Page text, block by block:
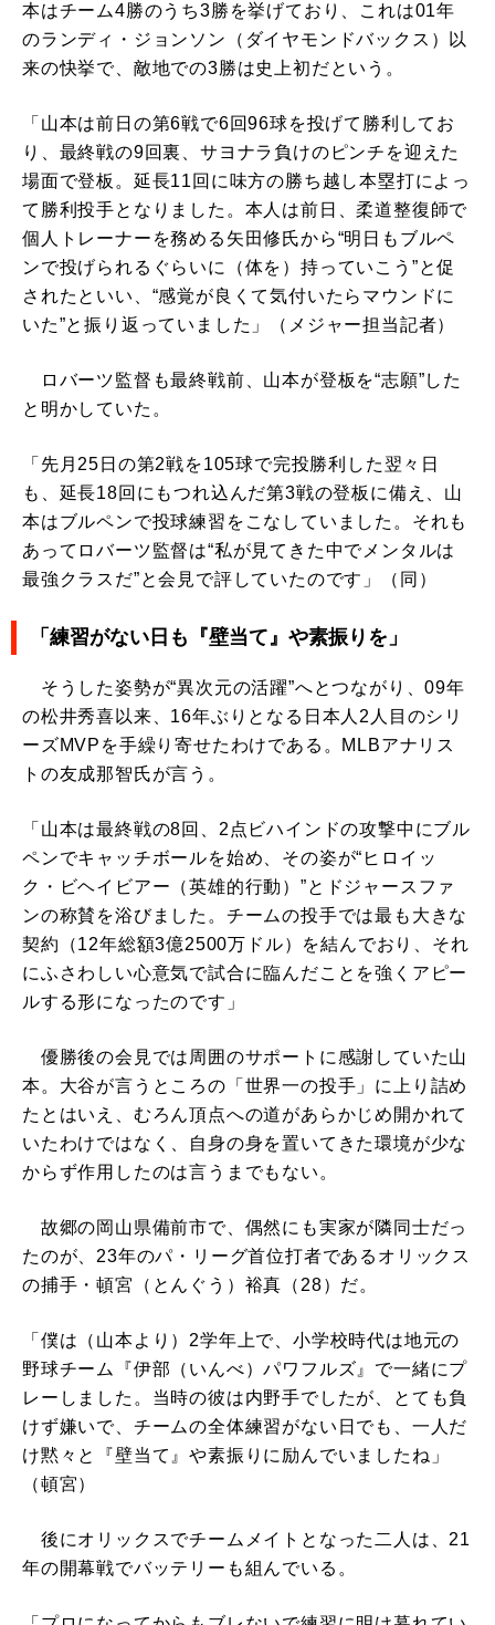
本はチーム4勝のうち3勝を挙げており、これは01年
のランディ・ジョンソン（ダイヤモンドバックス）以
来の快挙で、敵地での3勝は史上初だという。
「山本は前日の第6戦で6回96球を投げて勝利してお
り、最終戦の9回裏、サヨナラ負けのピンチを迎えた
場面で登板。延長11回に味方の勝ち越し本塁打によっ
て勝利投手となりました。本人は前日、柔道整復師で
個人トレーナーを務める矢田修氏から“明日もブルペ
ンで投げられるぐらいに（体を）持っていこう”と促
されたといい、“感覚が良くて気付いたらマウンドに
いた”と振り返っていました」（メジャー担当記者）
ロバーツ監督も最終戦前、山本が登板を“志願”した
と明かしていた。
「先月25日の第2戦を105球で完投勝利した翌々日
も、延長18回にもつれ込んだ第3戦の登板に備え、山
本はブルペンで投球練習をこなしていました。それも
あってロバーツ監督は“私が見てきた中でメンタルは
最強クラスだ”と会見で評していたのです」（同）
「練習がない日も『壁当て』や素振りを」
そうした姿勢が“異次元の活躍”へとつながり、09年
の松井秀喜以来、16年ぶりとなる日本人2人目のシリ
ーズMVPを手繰り寄せたわけである。MLBアナリス
トの友成那智氏が言う。
「山本は最終戦の8回、2点ビハインドの攻撃中にブル
ペンでキャッチボールを始め、その姿が“ヒロイッ
ク・ビヘイビアー（英雄的行動）”とドジャースファ
ンの称賛を浴びました。チームの投手では最も大きな
契約（12年総額3億2500万ドル）を結んでおり、それ
にふさわしい心意気で試合に臨んだことを強くアピー
ルする形になったのです」
優勝後の会見では周囲のサポートに感謝していた山
本。大谷が言うところの「世界一の投手」に上り詰め
たとはいえ、むろん頂点への道があらかじめ開かれて
いたわけではなく、自身の身を置いてきた環境が少な
からず作用したのは言うまでもない。
故郷の岡山県備前市で、偶然にも実家が隣同士だっ
たのが、23年のパ・リーグ首位打者であるオリックス
の捕手・頓宮（とんぐう）裕真（28）だ。
「僕は（山本より）2学年上で、小学校時代は地元の
野球チーム『伊部（いんべ）パワフルズ』で一緒にプ
レーしました。当時の彼は内野手でしたが、とても負
けず嫌いで、チームの全体練習がない日でも、一人だ
け黙々と『壁当て』や素振りに励んでいましたね」
（頓宮）
後にオリックスでチームメイトとなった二人は、21
年の開幕戦でバッテリーも組んでいる。